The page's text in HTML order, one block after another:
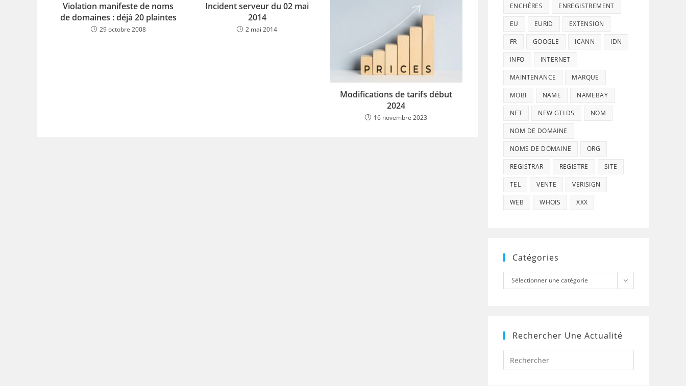
Violation manifeste de noms
de domaines : déjà 20 plaintes
29 octobre 2008
Incident serveur du 02 mai
2014
2 mai 2014
Modifications de tarifs début
2024
16 novembre 2023
ENCHÈRES ENREGISTREMENT
EU EURID EXTENSION
FR GOOGLE ICANN IDN
INFO INTERNET
MAINTENANCE MARQUE
MOBI NAME NAMEBAY
NET NEW GTLDS NOM
NOM DE DOMAINE
NOMS DE DOMAINE ORG
REGISTRAR REGISTRE SITE
TEL VENTE VERISIGN
WEB WHOIS XXX
Catégories
Catégories
Sélectionner une catégorie
Rechercher Une Actualité
Press
to